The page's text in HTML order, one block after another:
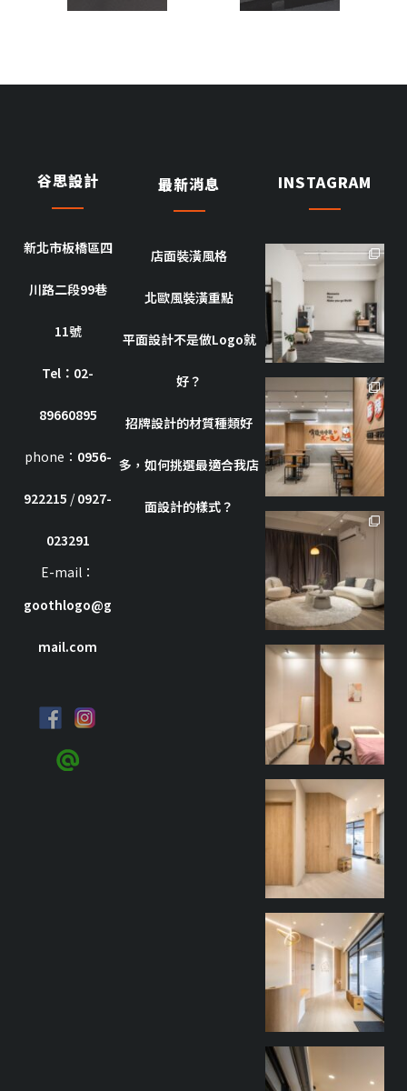
谷思設計
新北市板橋區四
川路二段99巷
11號
Tel：02-
89660895
phone： 0956-
922215 /0927-
023291
E-mail：
goothlogo@g
mail.com
最新消息
店面裝潢風格
北歐風裝潢重點
平面設計不是做Logo就
好？
招牌設計的材質種類好
多，如何挑選最適合我店
面設計的樣式？
INSTAGRAM
goothdesign
10 月 8
goothdesign
10 月 7
goothdesign
7 月 8
goothdesign
9 月 27
goothdesign
9 月 27
goothdesign
9 月 27
goothdesign